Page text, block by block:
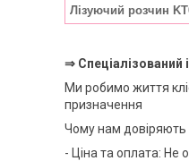
Лізуючий розчин
⇒ Спеціалізований
Ми робимо життя
призначення
Чому нам довіряють
- Ціна та оплата: Не